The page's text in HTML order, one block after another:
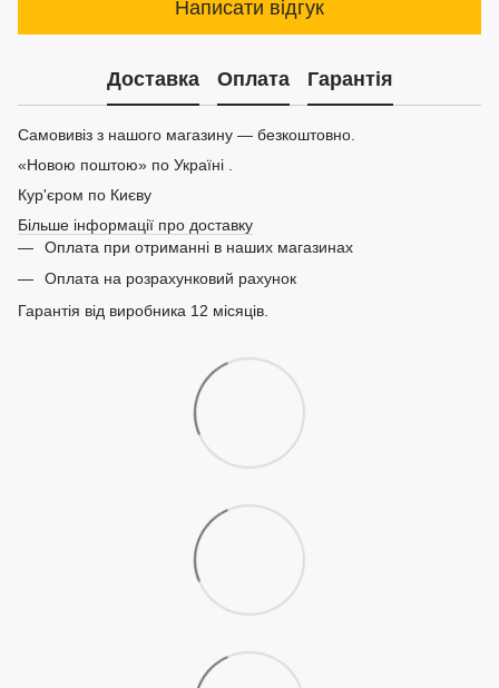
Написати відгук
Доставка Оплата Гарантія
Самовивіз з нашого магазину — безкоштовно.
«Новою поштою» по Україні .
Кур'єром по Києву
Більше інформації про доставку
Оплата при отриманні в наших магазинах
Оплата на розрахунковий рахунок
Гарантія від виробника 12 місяців.